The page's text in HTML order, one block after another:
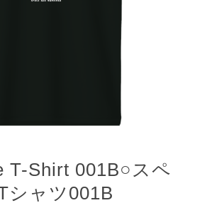
T-Shirt 001B○スペ
シャツ001B